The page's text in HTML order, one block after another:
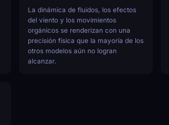
La dinámica de fluidos, los efectos
del viento y los movimientos
orgánicos se renderizan con una
precisión física que la mayoría de los
otros modelos aún no logran
alcanzar.